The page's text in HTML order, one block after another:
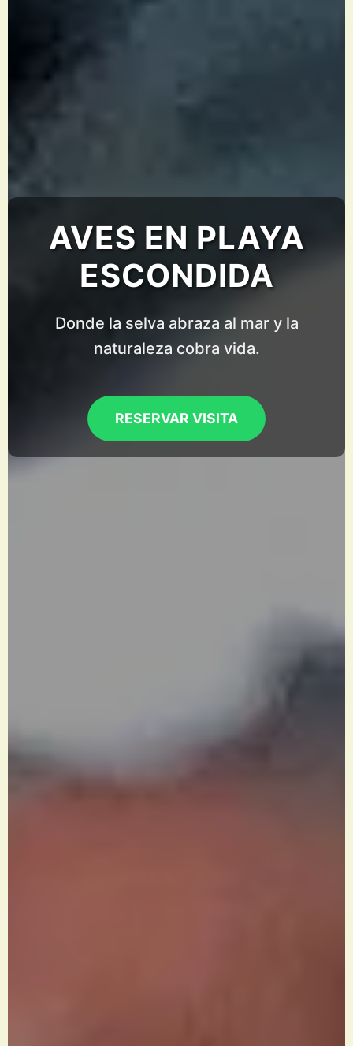
AVES EN PLAYA
ESCONDIDA
Donde la selva abraza al mar y la
naturaleza cobra vida.
RESERVAR VISITA